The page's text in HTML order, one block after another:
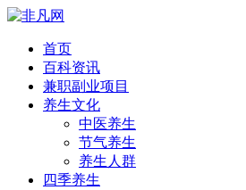
首页
百科资讯
兼职副业项目
养生文化
中医养生
节气养生
养生人群
四季养生